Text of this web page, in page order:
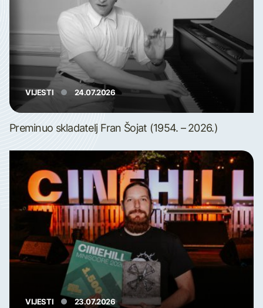
VIJESTI 24.07.2026
Preminuo skladatelj Fran Šojat (1954. – 2026.)
VIJESTI 23.07.2026